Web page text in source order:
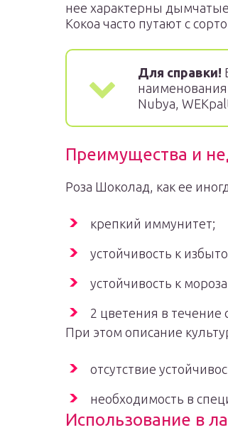
нее характерны дымчатые
Кокоа часто путают с
Для справки!
Nubya,
Преимущества и
Роза Шоколад, как ее
крепкий иммунитет;
устойчивость к
устойчивость к
2 цветения в течение
При этом описание
отсутствие
необходимость в
Использование в